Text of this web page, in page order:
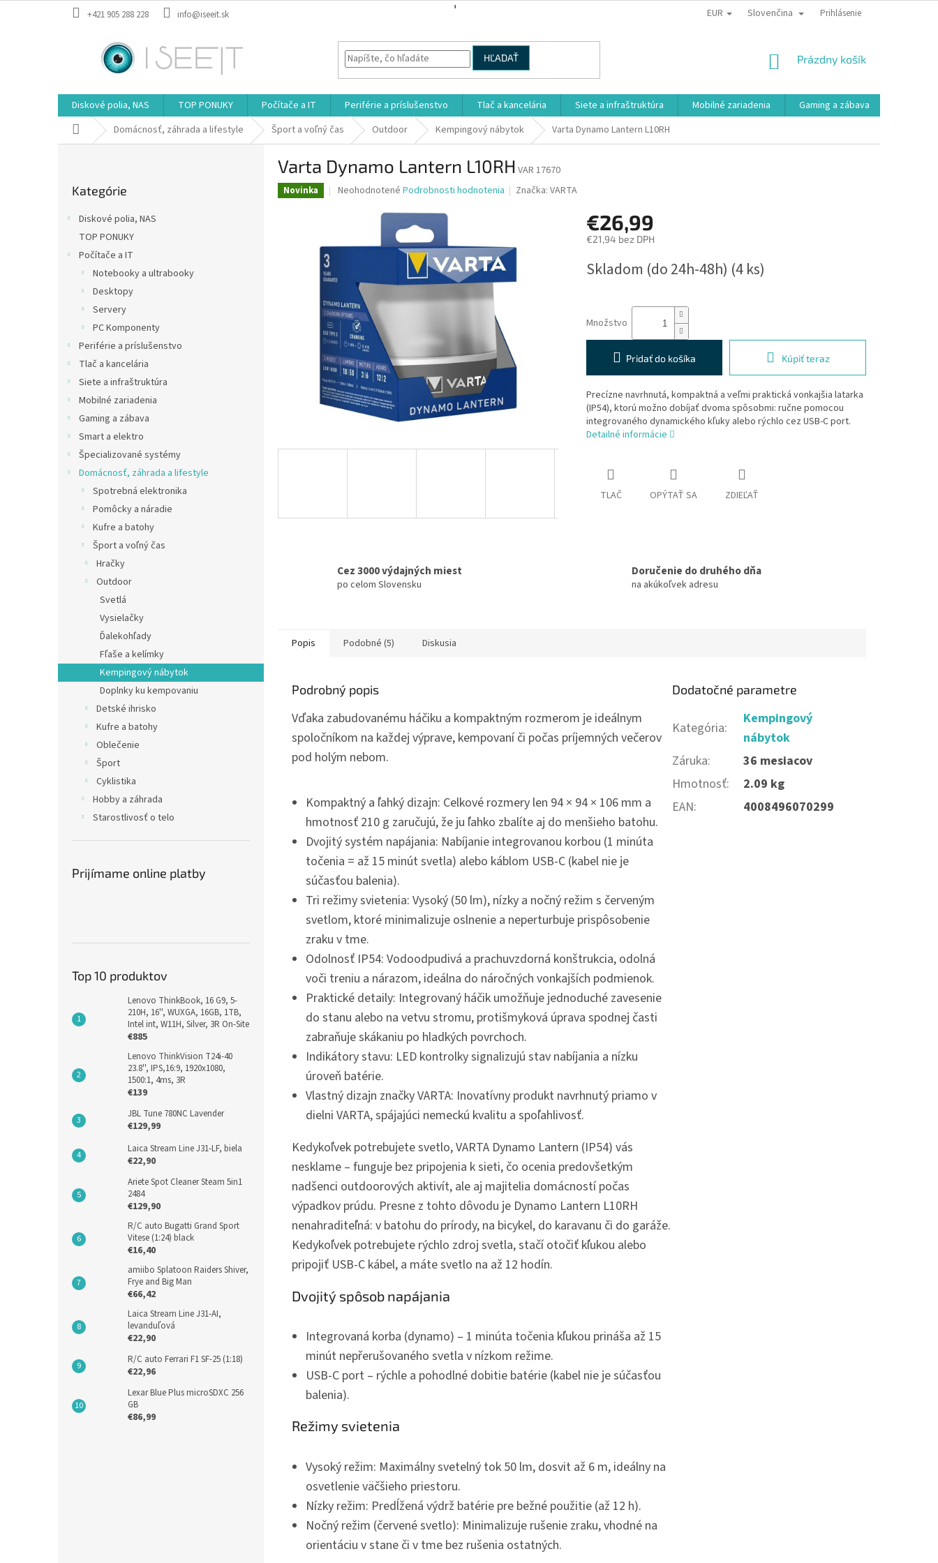
+421 905 288 228 info@iseeit.sk EUR Slovenčina Prihlásenie
HĽADAŤ
NÁKUPNÝ
Prázdny košík
Diskové polia, NAS TOP PONUKY Počítače a IT Periférie a príslušenstvo Tlač a kancelária Siete a infraštruktúra Mobilné zariadenia Gaming a zábava
DomovDomácnosť, záhrada a lifestyle Šport a voľný čas Outdoor Kempingový nábytok Varta Dynamo Lantern L10RH
kategórie
Kategórie
Diskové polia, NAS
TOP PONUKY
Počítače a IT
Notebooky a ultrabooky
Desktopy
Servery
PC Komponenty
Periférie a príslušenstvo
Tlač a kancelária
Siete a infraštruktúra
Mobilné zariadenia
Gaming a zábava
Smart a elektro
Špecializované systémy
Domácnosť, záhrada a lifestyle
Spotrebná elektronika
Pomôcky a náradie
Kufre a batohy
Šport a voľný čas
Hračky
Outdoor
Svetlá
Vysielačky
Ďalekohľady
Fľaše a kelímky
Kempingový nábytok
Doplnky ku kempovaniu
Detské ihrisko
Kufre a batohy
Oblečenie
Šport
Cyklistika
Hobby a záhrada
Starostlivosť o telo
Prijímame online platby
Top 10 produktov
Lenovo ThinkBook, 16 G9, 5-
210H, 16'', WUXGA, 16GB, 1TB,
Intel int, W11H, Silver, 3R On-Site
€885
Lenovo ThinkVision T24i-40
23.8'', IPS,16:9, 1920x1080,
1500:1, 4ms, 3R
€139
JBL Tune 780NC Lavender
€129,99
Laica Stream Line J31-LF, biela
€22,90
Ariete Spot Cleaner Steam 5in1
2484
€129,90
R/C auto Bugatti Grand Sport
Vitese (1:24) black
€16,40
amiibo Splatoon Raiders Shiver,
Frye and Big Man
€66,42
Laica Stream Line J31-AI,
levanduľová
€22,90
R/C auto Ferrari F1 SF-25 (1:18)
€22,96
Lexar Blue Plus microSDXC 256
GB
€86,99
Varta Dynamo Lantern L10RH VAR 17670
Novinka
Priemerné
0,0
hviezdičiek.
Neohodnotené Podrobnosti hodnotenia Značka:VARTA
€26,99
€21,94 bez DPH
cena:
Skladom (do 24h-48h) (4 ks)
Množstvo
Pridať do košíka Kúpiť teraz
Precízne navrhnutá, kompaktná a veľmi praktická vonkajšia latarka
(IP54), ktorú možno dobíjať dvoma spôsobmi: ručne pomocou
integrovaného dynamického kľuky alebo rýchlo cez USB-C port.
Detailné informácie
TLAČ OPÝTAŤ SA ZDIEĽAŤ
Cez 3000 výdajných miest
po celom Slovensku
Doručenie do druhého dňa
na akúkoľvek adresu
Popis Podobné (5) Diskusia
Podrobný popis
Vďaka zabudovanému háčiku a kompaktným rozmerom je ideálnym
spoločníkom na každej výprave, kempovaní či počas príjemných večerov
pod holým nebom.
Kompaktný a ľahký dizajn: Celkové rozmery len 94 × 94 × 106 mm a
hmotnosť 210 g zaručujú, že ju ľahko zbalíte aj do menšieho batohu.
Dvojitý systém napájania: Nabíjanie integrovanou korbou (1 minúta
točenia = až 15 minút svetla) alebo káblom USB-C (kabel nie je
súčasťou balenia).
Tri režimy svietenia: Vysoký (50 lm), nízky a nočný režim s červeným
svetlom, ktoré minimalizuje oslnenie a neperturbuje prispôsobenie
zraku v tme.
Odolnosť IP54: Vodoodpudivá a prachuvzdorná konštrukcia, odolná
voči treniu a nárazom, ideálna do náročných vonkajších podmienok.
Praktické detaily: Integrovaný háčik umožňuje jednoduché zavesenie
do stanu alebo na vetvu stromu, protišmyková úprava spodnej časti
zabraňuje skákaniu po hladkých povrchoch.
Indikátory stavu: LED kontrolky signalizujú stav nabíjania a nízku
úroveň batérie.
Vlastný dizajn značky VARTA: Inovatívny produkt navrhnutý priamo v
dielni VARTA, spájajúci nemeckú kvalitu a spoľahlivosť.
Kedykoľvek potrebujete svetlo, VARTA Dynamo Lantern (IP54) vás
nesklame – funguje bez pripojenia k sieti, čo ocenia predovšetkým
nadšenci outdoorových aktivít, ale aj majitelia domácností počas
výpadkov prúdu. Presne z tohto dôvodu je Dynamo Lantern L10RH
nenahraditeľná: v batohu do prírody, na bicykel, do karavanu či do garáže.
Kedykoľvek potrebujete rýchlo zdroj svetla, stačí otočiť kľukou alebo
pripojiť USB-C kábel, a máte svetlo na až 12 hodín.
Dvojitý spôsob napájania
Integrovaná korba (dynamo) – 1 minúta točenia kľukou prináša až 15
minút nepřerušovaného svetla v nízkom režime.
USB-C port – rýchle a pohodlné dobitie batérie (kabel nie je súčasťou
balenia).
Režimy svietenia
Vysoký režim: Maximálny svetelný tok 50 lm, dosvit až 6 m, ideálny na
osvetlenie väčšieho priestoru.
Nízky režim: Predĺžená výdrž batérie pre bežné použitie (až 12 h).
Nočný režim (červené svetlo): Minimalizuje rušenie zraku, vhodné na
orientáciu v stane či v tme bez rušenia ostatných.
Dodatočné parametre
Kategória:
Kempingový
nábytok
Záruka:
36 mesiacov
Hmotnosť:
2.09 kg
EAN: 4008496070299